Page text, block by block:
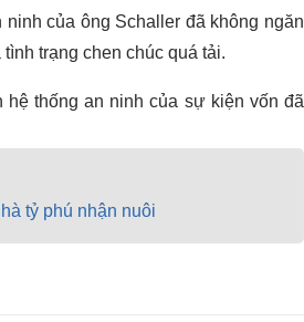
của ông Schaller đã không ngăn
trạng chen chúc quá tải.
thống an ninh của sự kiện vốn đã
tỷ phú nhận nuôi